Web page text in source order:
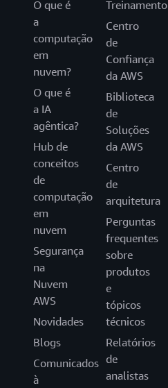
O que é
a
computação
em
nuvem?
O que é
a IA
agêntica?
Hub de
conceitos
de
computação
em
nuvem
Segurança
na
Nuvem
AWS
Novidades
Blogs
Comunicados
à
Treinamento
Centro
de
Confiança
da AWS
Biblioteca
de
Soluções
da AWS
Centro
de
arquitetura
Perguntas
frequentes
sobre
produtos
e
tópicos
técnicos
Relatórios
de
analistas